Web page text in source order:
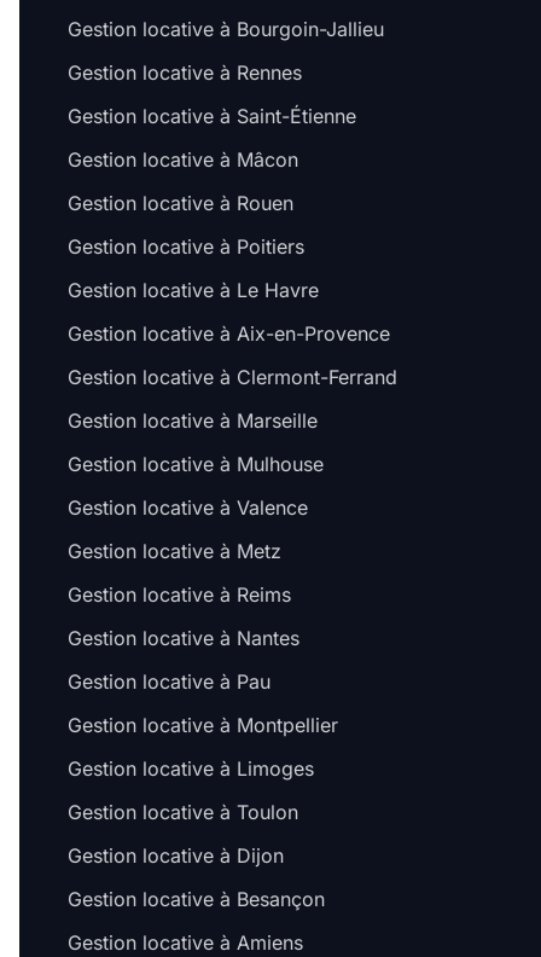
Gestion locative à Bourgoin-Jallieu
Gestion locative à Rennes
Gestion locative à Saint-Étienne
Gestion locative à Mâcon
Gestion locative à Rouen
Gestion locative à Poitiers
Gestion locative à Le Havre
Gestion locative à Aix-en-Provence
Gestion locative à Clermont-Ferrand
Gestion locative à Marseille
Gestion locative à Mulhouse
Gestion locative à Valence
Gestion locative à Metz
Gestion locative à Reims
Gestion locative à Nantes
Gestion locative à Pau
Gestion locative à Montpellier
Gestion locative à Limoges
Gestion locative à Toulon
Gestion locative à Dijon
Gestion locative à Besançon
Gestion locative à Amiens